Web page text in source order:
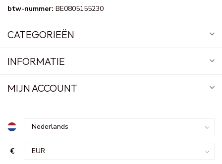
btw-nummer: BE0805155230
CATEGORIEËN
INFORMATIE
MIJN ACCOUNT
€